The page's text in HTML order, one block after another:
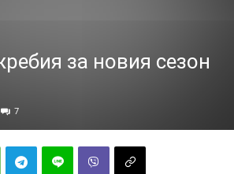
за новия сезон
7